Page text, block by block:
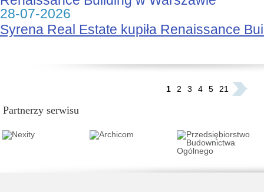
28-07-2026
Syrena Real Estate kupiła Renaissance
1 2 3 4 5 21
Partnerzy serwisu